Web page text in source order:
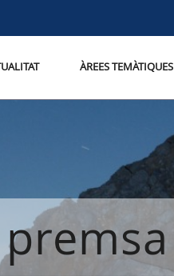
ÀREES TEMÀTIQUES